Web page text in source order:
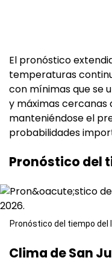
El pronóstico
temperaturas
con mínimas que se
y máximas cercanas
manteniéndose el
probabilidades
Pronóstico del
Pronóstico del tiempo del
Clima de San